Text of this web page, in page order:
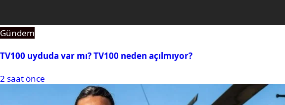
Gündem
TV100 uyduda var mı? TV100 neden açılmıyor?
2 saat önce